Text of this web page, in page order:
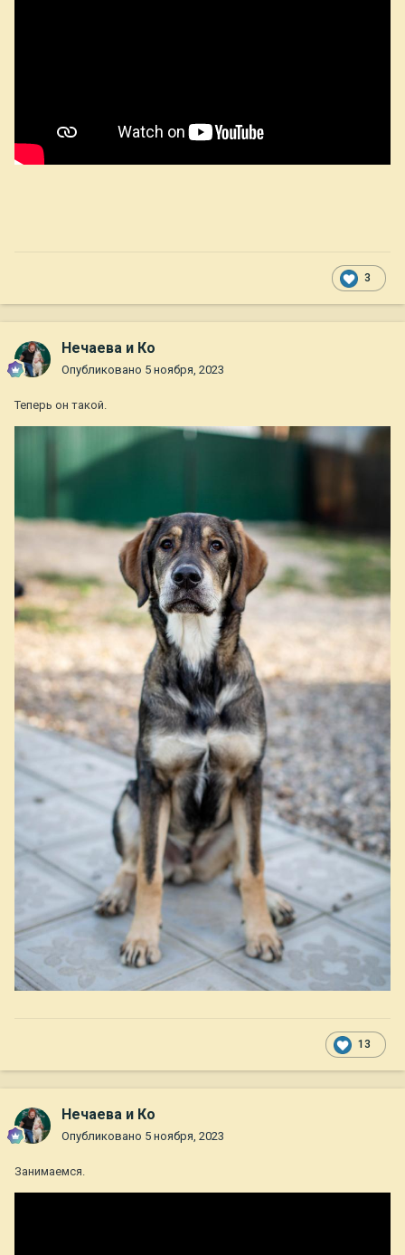
3
Нечаева и Ко
Опубликовано 5 ноября, 2023
Теперь он такой.
13
Нечаева и Ко
Опубликовано 5 ноября, 2023
Занимаемся.